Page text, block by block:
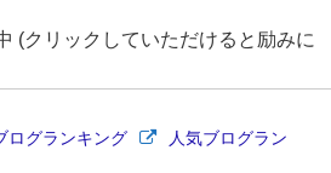
(クリックしていただけると励みに
ログランキング
人気ブログラン